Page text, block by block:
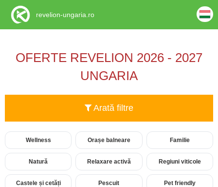
OFERTE REVELION 2026 - 2027
UNGARIA
Arată filtre
Wellness Orașe balneare Familie
Natură Relaxare activă Regiuni viticole
Castele și cetăți Pescuit Pet friendly
revelion-ungaria.ro